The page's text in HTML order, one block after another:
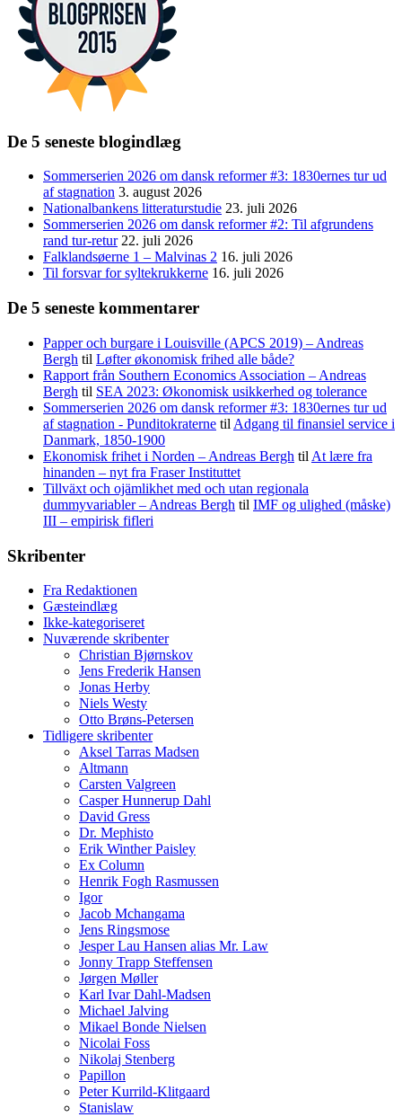
De 5 seneste blogindlæg
Sommerserien 2026 om dansk reformer #3: 1830ernes tur ud
af stagnation 3. august 2026
Nationalbankens litteraturstudie 23. juli 2026
Sommerserien 2026 om dansk reformer #2: Til afgrundens
rand tur-retur 22. juli 2026
Falklandsøerne 1 – Malvinas 2 16. juli 2026
Til forsvar for syltekrukkerne 16. juli 2026
De 5 seneste kommentarer
Papper och burgare i Louisville (APCS 2019) – Andreas
Bergh til Løfter økonomisk frihed alle både?
Rapport från Southern Economics Association – Andreas
Bergh til SEA 2023: Økonomisk usikkerhed og tolerance
Sommerserien 2026 om dansk reformer #3: 1830ernes tur ud
af stagnation - Punditokraterne til Adgang til finansiel service i
Danmark, 1850-1900
Ekonomisk frihet i Norden – Andreas Bergh til At lære fra
hinanden – nyt fra Fraser Instituttet
Tillväxt och ojämlikhet med och utan regionala
dummyvariabler – Andreas Bergh til IMF og ulighed (måske)
III – empirisk fifleri
Skribenter
Fra Redaktionen
Gæsteindlæg
Ikke-kategoriseret
Nuværende skribenter
Christian Bjørnskov
Jens Frederik Hansen
Jonas Herby
Niels Westy
Otto Brøns-Petersen
Tidligere skribenter
Aksel Tarras Madsen
Altmann
Carsten Valgreen
Casper Hunnerup Dahl
David Gress
Dr. Mephisto
Erik Winther Paisley
Ex Column
Henrik Fogh Rasmussen
Igor
Jacob Mchangama
Jens Ringsmose
Jesper Lau Hansen alias Mr. Law
Jonny Trapp Steffensen
Jørgen Møller
Karl Ivar Dahl-Madsen
Michael Jalving
Mikael Bonde Nielsen
Nicolai Foss
Nikolaj Stenberg
Papillon
Peter Kurrild-Klitgaard
Stanislaw